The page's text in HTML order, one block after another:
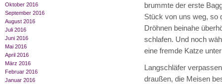
Oktober 2016
September 2016
August 2016
Juli 2016
Juni 2016
Mai 2016
April 2016
März 2016
Februar 2016
Januar 2016
brummte der erste
Stück von uns weg, so
Dröhnen beinahe
schlafen. Und noch
eine fremde Katze
Langschläfer
draußen, die Meisen